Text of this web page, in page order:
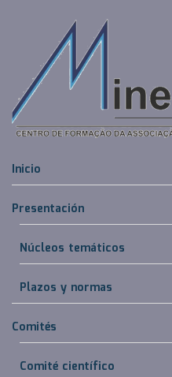
Inicio
Presentación
Núcleos temáticos
Plazos y normas
Comités
Comité científico